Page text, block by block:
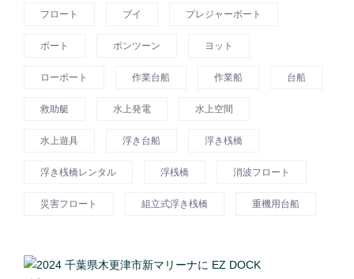
フロート ブイ プレジャーボート
ボート ポンツーン ヨット
ローボート 作業台船 作業船 台船
救助艇 水上発電 水上空間
水上遊具 浮き台船 浮き桟橋
浮き桟橋レンタル 浮桟橋 消波フロート
災害フロート 組立式浮き桟橋 重機用台船